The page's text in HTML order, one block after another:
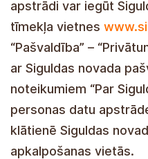
apstrādi var iegūt
tīmekļa vietnes
“Pašvaldība” –
ar Siguldas novada
noteikumiem “Par
personas datu
klātienē Siguldas
apkalpošanas vietās.